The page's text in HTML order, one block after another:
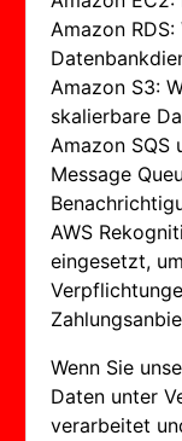
Amazon
Amazon S3:
skalierbare
Amazon SQS
Message
AWS
eingesetzt,
Wenn Sie
Daten unter
verarbeitet